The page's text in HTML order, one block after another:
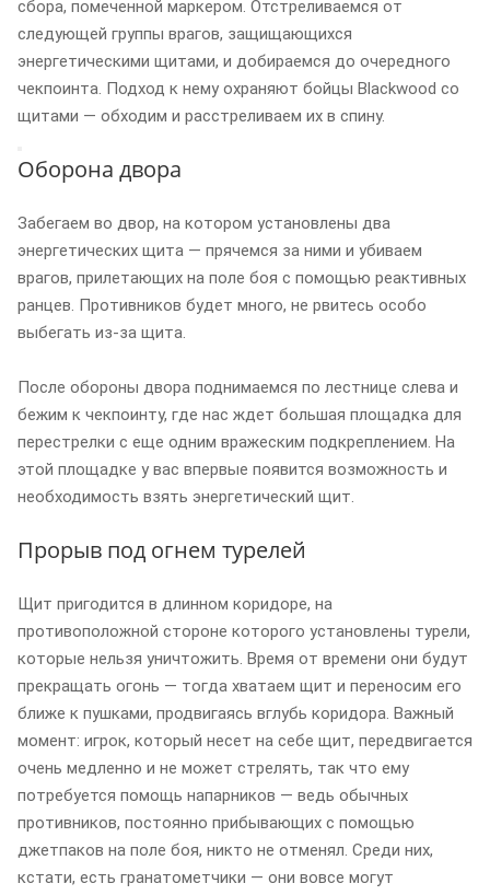
сбора, помеченной маркером. Отстреливаемся от
следующей группы врагов, защищающихся
энергетическими щитами, и добираемся до очередного
чекпоинта. Подход к нему охраняют бойцы Blackwood со
щитами — обходим и расстреливаем их в спину.
Оборона двора
Забегаем во двор, на котором установлены два
энергетических щита — прячемся за ними и убиваем
врагов, прилетающих на поле боя с помощью реактивных
ранцев. Противников будет много, не рвитесь особо
выбегать из-за щита.
После обороны двора поднимаемся по лестнице слева и
бежим к чекпоинту, где нас ждет большая площадка для
перестрелки с еще одним вражеским подкреплением. На
этой площадке у вас впервые появится возможность и
необходимость взять энергетический щит.
Прорыв под огнем турелей
Щит пригодится в длинном коридоре, на
противоположной стороне которого установлены турели,
которые нельзя уничтожить. Время от времени они будут
прекращать огонь — тогда хватаем щит и переносим его
ближе к пушками, продвигаясь вглубь коридора. Важный
момент: игрок, который несет на себе щит, передвигается
очень медленно и не может стрелять, так что ему
потребуется помощь напарников — ведь обычных
противников, постоянно прибывающих с помощью
джетпаков на поле боя, никто не отменял. Среди них,
кстати, есть гранатометчики — они вовсе могут